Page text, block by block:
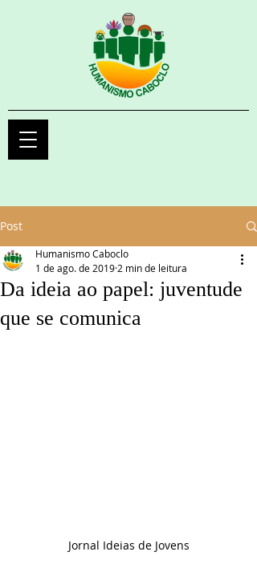
Post
Da ideia ao papel: juventude
que se comunica
Humanismo Caboclo
1 de ago. de 2019 2 min de leitura
Jornal Ideias de Jovens